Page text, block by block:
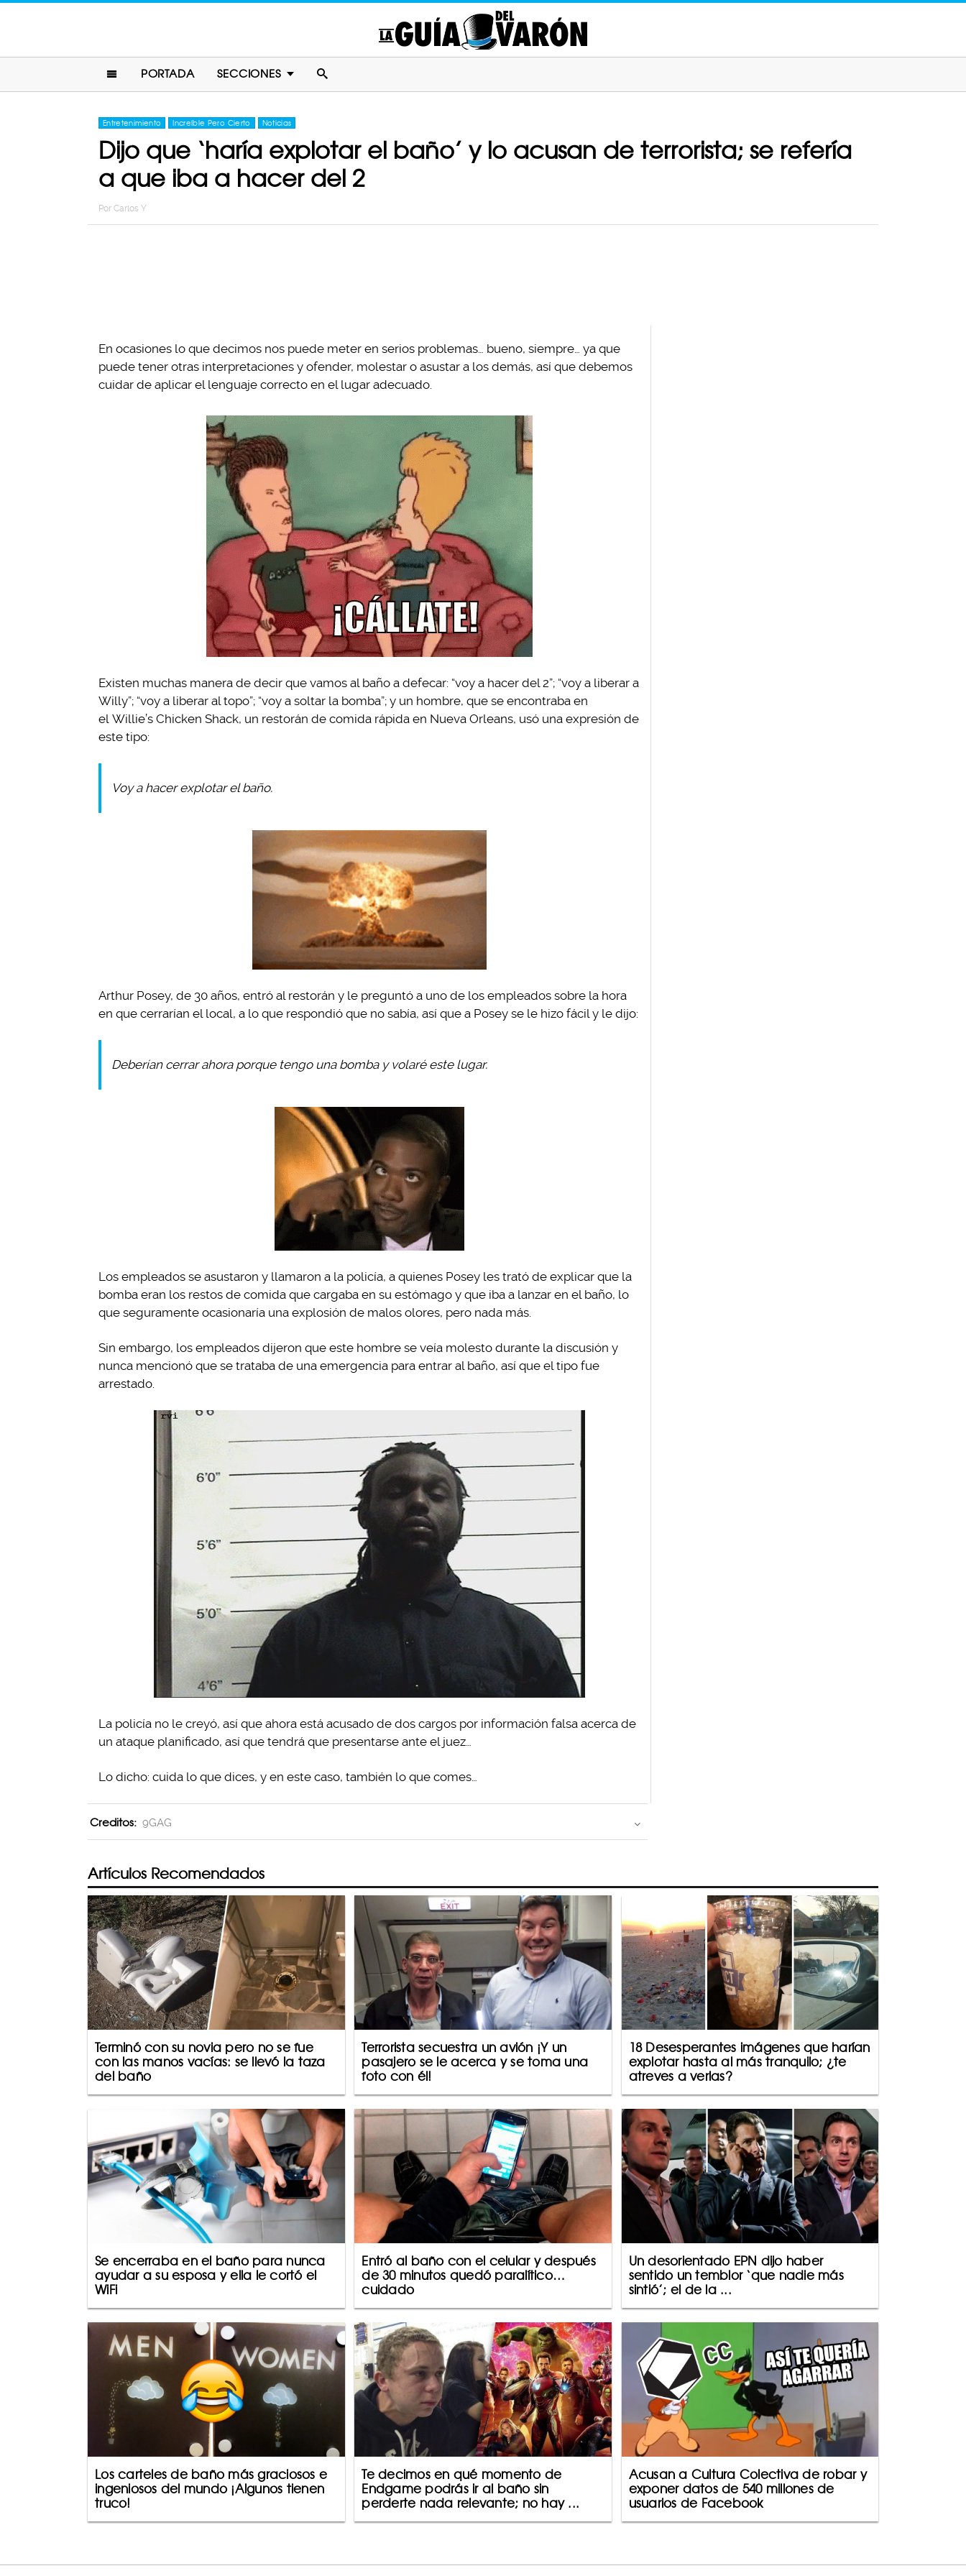
PORTADA SECCIONES
Entretenimiento Increíble Pero Cierto Noticias
Dijo que ‘haría explotar el baño’ y lo acusan de terrorista; se refería
a que iba a hacer del 2
Por Carlos Y
En ocasiones lo que decimos nos puede meter en serios problemas… bueno, siempre… ya que
puede tener otras interpretaciones y ofender, molestar o asustar a los demás, así que debemos
cuidar de aplicar el lenguaje correcto en el lugar adecuado.
Existen muchas manera de decir que vamos al baño a defecar: “voy a hacer del 2”; “voy a liberar a
Willy”; “voy a liberar al topo”; “voy a soltar la bomba”; y un hombre, que se encontraba en
el Willie’s Chicken Shack, un restorán de comida rápida en Nueva Orleans, usó una expresión de
este tipo:
Voy a hacer explotar el baño.
Arthur Posey, de 30 años, entró al restorán y le preguntó a uno de los empleados sobre la hora
en que cerrarían el local, a lo que respondió que no sabía, así que a Posey se le hizo fácil y le dijo:
Deberían cerrar ahora porque tengo una bomba y volaré este lugar.
Los empleados se asustaron y llamaron a la policía, a quienes Posey les trató de explicar que la
bomba eran los restos de comida que cargaba en su estómago y que iba a lanzar en el baño, lo
que seguramente ocasionaría una explosión de malos olores, pero nada más.
Sin embargo, los empleados dijeron que este hombre se veía molesto durante la discusión y
nunca mencionó que se trataba de una emergencia para entrar al baño, así que el tipo fue
arrestado.
La policía no le creyó, así que ahora está acusado de dos cargos por información falsa acerca de
un ataque planificado, así que tendrá que presentarse ante el juez…
Lo dicho: cuida lo que dices, y en este caso, también lo que comes…
Creditos: 9GAG
Artículos Recomendados
Terminó con su novia pero no se fue
con las manos vacías: se llevó la taza
del baño
Terrorista secuestra un avión ¡Y un
pasajero se le acerca y se toma una
foto con él!
18 Desesperantes imágenes que harían
explotar hasta al más tranquilo; ¿te
atreves a verlas?
Se encerraba en el baño para nunca
ayudar a su esposa y ella le cortó el
WiFi
Entró al baño con el celular y después
de 30 minutos quedó paralítico…
cuidado
Un desorientado EPN dijo haber
sentido un temblor ‘que nadie más
sintió’; el de la ...
Los carteles de baño más graciosos e
ingeniosos del mundo ¡Algunos tienen
truco!
Te decimos en qué momento de
Endgame podrás ir al baño sin
perderte nada relevante; no hay ...
Acusan a Cultura Colectiva de robar y
exponer datos de 540 millones de
usuarios de Facebook